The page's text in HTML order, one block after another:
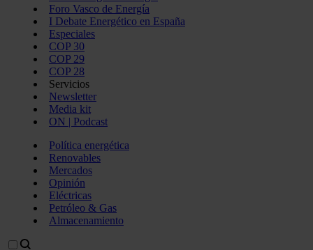
Foro Vasco de Energía
I Debate Energético en España
Especiales
COP 30
COP 29
COP 28
Servicios
Newsletter
Media kit
ON | Podcast
Política energética
Renovables
Mercados
Opinión
Eléctricas
Petróleo & Gas
Almacenamiento